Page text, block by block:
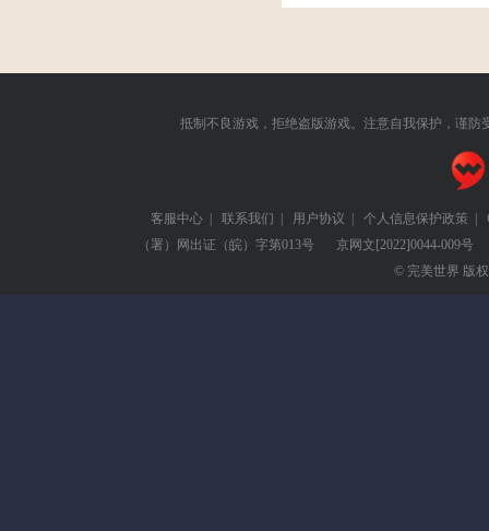
抵制不良游戏，拒绝盗版游戏。注意自我保护，谨防
客服中心 | 联系我们 | 用户协议 | 个人信息保护政策 |
（署）网出证（皖）字第013号
京网文[2022]0044-009号
© 完美世界 版权